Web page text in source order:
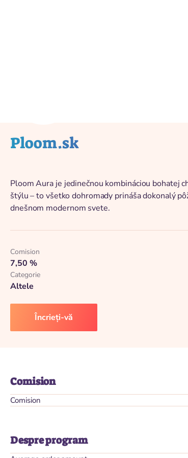
Ploom.sk
Ploom Aura je jedinečnou kombináciou bohatej
štýlu – to všetko dohromady prináša dokonalý
dnešnom modernom svete.
Comision
7,50 %
Categorie
Altele
Încrieți-vă
Comision
Comision
Despre program